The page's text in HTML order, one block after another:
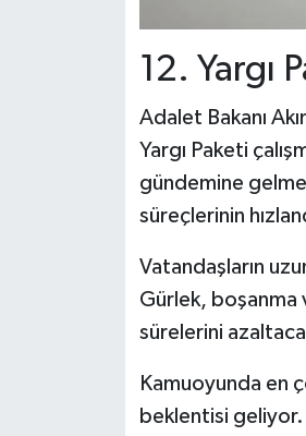
12. Yargı
Adalet Bakanı
Yargı Paketi
gündemine
süreçlerinin
Vatandaşların
Gürlek, boşanma
sürelerini
Kamuoyunda en
beklentisi geliyor.